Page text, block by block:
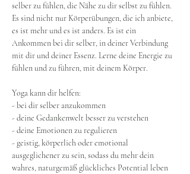
selber zu fühlen, die Nähe zu dir selbst zu fühlen.
Es sind nicht nur Körperübungen, die ich anbiete,
es ist mehr und es ist anders. Es ist ein
Ankommen bei dir selber, in deiner Verbindung
mit dir und deiner Essenz. Lerne deine Energie zu
fühlen und zu führen, mit deinem Körper.
Yoga kann dir helfen:
- bei dir selber anzukommen
- deine Gedankenwelt besser zu verstehen
- deine Emotionen zu regulieren
- geistig, körperlich oder emotional
ausgeglichener zu sein, sodass du mehr dein
wahres, naturgemäß glückliches Potential leben